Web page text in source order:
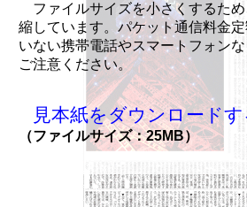
ファイルサイズを小さくするた
縮しています。パケット通信料金
いない携帯電話やスマートフォン
ご注意ください。
見本紙をダウンロードす
（ファイルサイズ：25MB）